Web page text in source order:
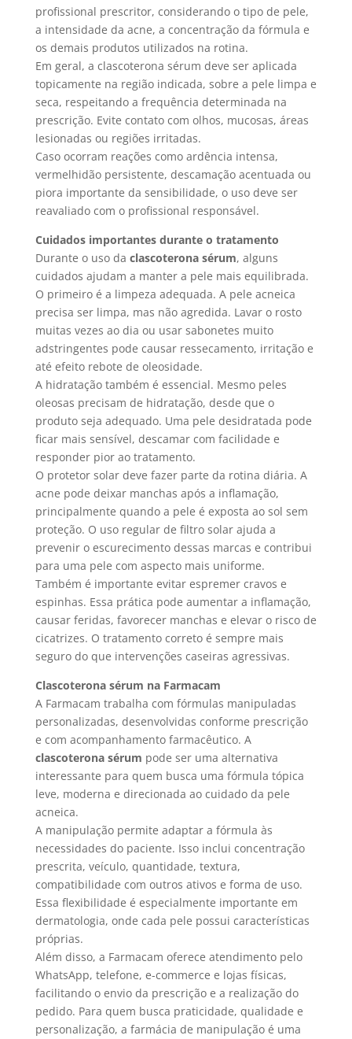
profissional prescritor, considerando o tipo de pele,
a intensidade da acne, a concentração da fórmula e
os demais produtos utilizados na rotina.
Em geral, a clascoterona sérum deve ser aplicada
topicamente na região indicada, sobre a pele limpa e
seca, respeitando a frequência determinada na
prescrição. Evite contato com olhos, mucosas, áreas
lesionadas ou regiões irritadas.
Caso ocorram reações como ardência intensa,
vermelhidão persistente, descamação acentuada ou
piora importante da sensibilidade, o uso deve ser
reavaliado com o profissional responsável.
Cuidados importantes durante o tratamento
Durante o uso da clascoterona sérum, alguns
cuidados ajudam a manter a pele mais equilibrada.
O primeiro é a limpeza adequada. A pele acneica
precisa ser limpa, mas não agredida. Lavar o rosto
muitas vezes ao dia ou usar sabonetes muito
adstringentes pode causar ressecamento, irritação e
até efeito rebote de oleosidade.
A hidratação também é essencial. Mesmo peles
oleosas precisam de hidratação, desde que o
produto seja adequado. Uma pele desidratada pode
ficar mais sensível, descamar com facilidade e
responder pior ao tratamento.
O protetor solar deve fazer parte da rotina diária. A
acne pode deixar manchas após a inflamação,
principalmente quando a pele é exposta ao sol sem
proteção. O uso regular de filtro solar ajuda a
prevenir o escurecimento dessas marcas e contribui
para uma pele com aspecto mais uniforme.
Também é importante evitar espremer cravos e
espinhas. Essa prática pode aumentar a inflamação,
causar feridas, favorecer manchas e elevar o risco de
cicatrizes. O tratamento correto é sempre mais
seguro do que intervenções caseiras agressivas.
Clascoterona sérum na Farmacam
A Farmacam trabalha com fórmulas manipuladas
personalizadas, desenvolvidas conforme prescrição
e com acompanhamento farmacêutico. A
clascoterona sérum pode ser uma alternativa
interessante para quem busca uma fórmula tópica
leve, moderna e direcionada ao cuidado da pele
acneica.
A manipulação permite adaptar a fórmula às
necessidades do paciente. Isso inclui concentração
prescrita, veículo, quantidade, textura,
compatibilidade com outros ativos e forma de uso.
Essa flexibilidade é especialmente importante em
dermatologia, onde cada pele possui características
próprias.
Além disso, a Farmacam oferece atendimento pelo
WhatsApp, telefone, e-commerce e lojas físicas,
facilitando o envio da prescrição e a realização do
pedido. Para quem busca praticidade, qualidade e
personalização, a farmácia de manipulação é uma